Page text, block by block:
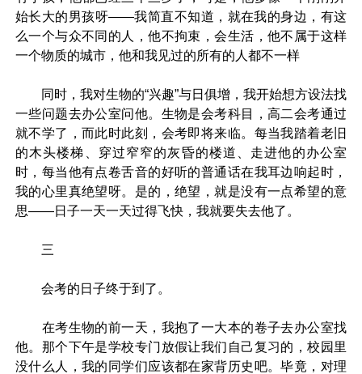
始长大的男孩呀——我简直不知道，就在我的身边，有这
么一个与众不同的人，他不拘束，会生活，他不属于这样
一个物质的城市，他和我见过的所有的人都不一样
同时，我对生物的“兴趣”与日俱增，我开始想方设法找
一些问题去办公室问他。生物是会考科目，高二会考通过
就不学了，而此时此刻，会考即将来临。每当我踏着老旧
的木头楼梯、穿过窄窄的灰昏的楼道、走进他的办公室
时，每当他有点卷舌音的好听的普通话在我耳边响起时，
我的心里真绝望呀。是的，绝望，就是没有一点希望的意
思——日子一天一天过得飞快，我就要失去他了。
三
会考的日子终于到了。
在考生物的前一天，我抱了一大本的卷子去办公室找
他。那个下午是学校专门放假让我们自己复习的，校园里
没什么人，我的同学们应该都在家背历史吧。毕竟，对理